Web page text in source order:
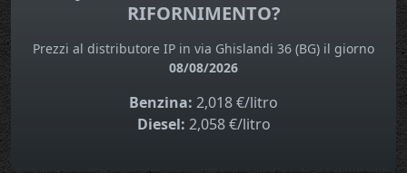
RIFORNIMENTO?
Prezzi al distributore IP in via Ghislandi 36 (BG) il giorno
08/08/2026
Benzina: 2,018 €/litro
Diesel: 2,058 €/litro